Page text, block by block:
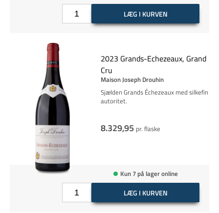
LÆG I KURVEN
2023 Grands-Echezeaux, Grand
Cru
Maison Joseph Drouhin
Sjælden Grands Échezeaux med silkefin
autoritet.
8.329,95 pr. flaske
Kun 7 på lager online
LÆG I KURVEN